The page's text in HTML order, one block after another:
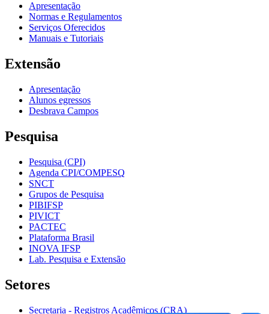
Apresentação
Normas e Regulamentos
Serviços Oferecidos
Manuais e Tutoriais
Extensão
Apresentação
Alunos egressos
Desbrava Campos
Pesquisa
Pesquisa (CPI)
Agenda CPI/COMPESQ
SNCT
Grupos de Pesquisa
PIBIFSP
PIVICT
PACTEC
Plataforma Brasil
INOVA IFSP
Lab. Pesquisa e Extensão
Setores
Secretaria - Registros Acadêmicos (CRA)